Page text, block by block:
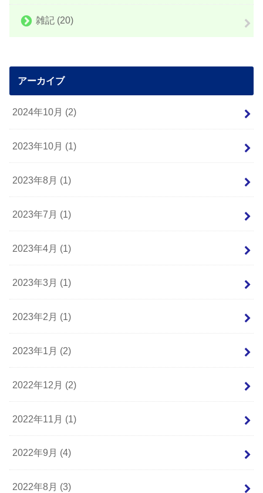
雑記 (20)
アーカイブ
2024年10月 (2)
2023年10月 (1)
2023年8月 (1)
2023年7月 (1)
2023年4月 (1)
2023年3月 (1)
2023年2月 (1)
2023年1月 (2)
2022年12月 (2)
2022年11月 (1)
2022年9月 (4)
2022年8月 (3)